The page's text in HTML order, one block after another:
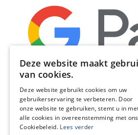
Deze website maakt
van cookies.
Deze website gebruikt cookies om uw
gebruikerservaring te verbeteren. Door
onze website te gebruiken, stemt u in
alle cookies in overeenstemming met ons
Cookiebeleid. Lees verder